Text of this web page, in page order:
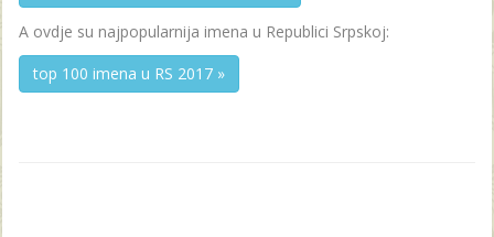
A ovdje su najpopularnija imena u Republici Srpskoj:
top 100 imena u RS 2017 »